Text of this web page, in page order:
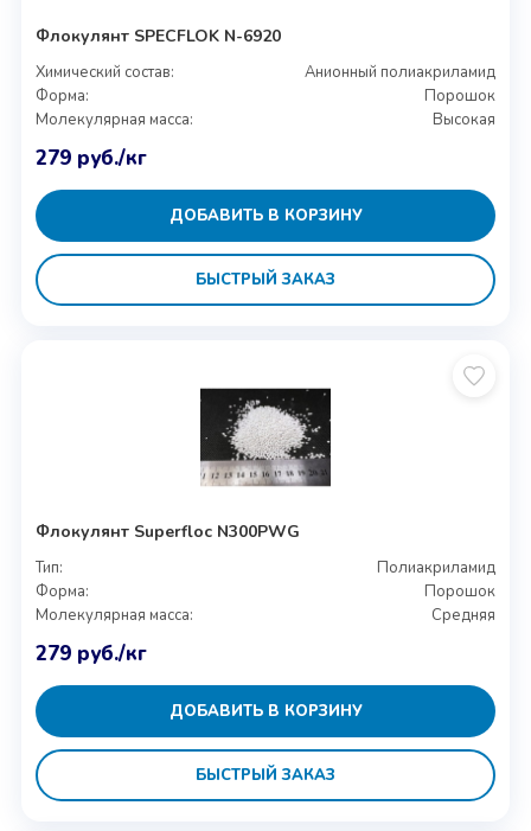
Флокулянт SPECFLOK N-6920
Химический состав:
Анионный полиакриламид
Форма:
Порошок
Молекулярная масса:
Высокая
279 руб./кг
ДОБАВИТЬ В КОРЗИНУ
БЫСТРЫЙ ЗАКАЗ
Флокулянт Superfloc N300PWG
Тип:
Полиакриламид
Форма:
Порошок
Молекулярная масса:
Средняя
279 руб./кг
ДОБАВИТЬ В КОРЗИНУ
БЫСТРЫЙ ЗАКАЗ